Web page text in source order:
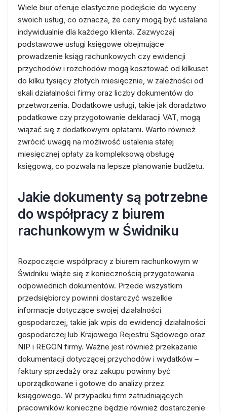
Wiele biur oferuje elastyczne podejście do wyceny
swoich usług, co oznacza, że ceny mogą być ustalane
indywidualnie dla każdego klienta. Zazwyczaj
podstawowe usługi księgowe obejmujące
prowadzenie ksiąg rachunkowych czy ewidencji
przychodów i rozchodów mogą kosztować od kilkuset
do kilku tysięcy złotych miesięcznie, w zależności od
skali działalności firmy oraz liczby dokumentów do
przetworzenia. Dodatkowe usługi, takie jak doradztwo
podatkowe czy przygotowanie deklaracji VAT, mogą
wiązać się z dodatkowymi opłatami. Warto również
zwrócić uwagę na możliwość ustalenia stałej
miesięcznej opłaty za kompleksową obsługę
księgową, co pozwala na lepsze planowanie budżetu.
Jakie dokumenty są potrzebne
do współpracy z biurem
rachunkowym w Świdniku
Rozpoczęcie współpracy z biurem rachunkowym w
Świdniku wiąże się z koniecznością przygotowania
odpowiednich dokumentów. Przede wszystkim
przedsiębiorcy powinni dostarczyć wszelkie
informacje dotyczące swojej działalności
gospodarczej, takie jak wpis do ewidencji działalności
gospodarczej lub Krajowego Rejestru Sądowego oraz
NIP i REGON firmy. Ważne jest również przekazanie
dokumentacji dotyczącej przychodów i wydatków –
faktury sprzedaży oraz zakupu powinny być
uporządkowane i gotowe do analizy przez
księgowego. W przypadku firm zatrudniających
pracowników konieczne będzie również dostarczenie